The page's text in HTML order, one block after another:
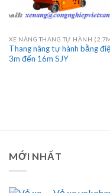
Thang nâng tự hành bằng
3m đến 16m SJY
MỚI NHẤT